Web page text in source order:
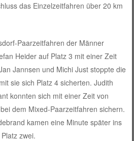
das Einzelzeitfahren über 20 km
Paarzeitfahren der Männer
Heider auf Platz 3 mit einer Zeit
Jannsen und Michi Just stoppte die
sie sich Platz 4 sicherten. Judith
konnten sich mit einer Zeit von
dem Mixed-Paarzeitfahren sichern.
kamen eine Minute später ins
zwei.